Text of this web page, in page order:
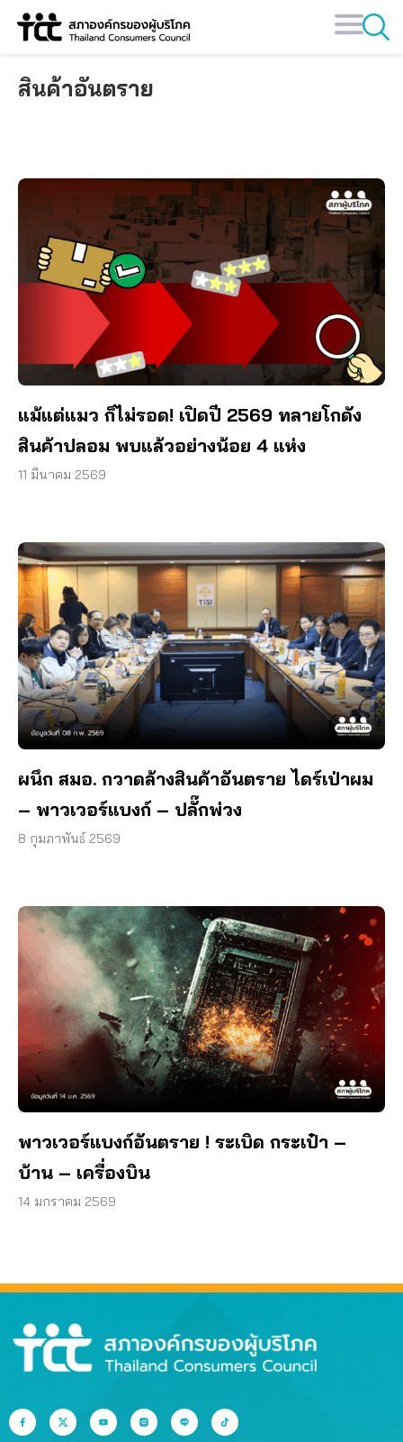
Skip
สินค้าอันตราย
แม้แต่แมว ก็ไม่รอด! เปิดปี 2569 ทลายโกดัง
สินค้าปลอม พบแล้วอย่างน้อย 4 แห่ง
11 มีนาคม 2569
ผนึก สมอ. กวาดล้างสินค้าอันตราย ไดร์เป่าผม
– พาวเวอร์แบงก์ – ปลั๊กพ่วง
8 กุมภาพันธ์ 2569
พาวเวอร์แบงก์อันตราย ! ระเบิด กระเป๋า –
บ้าน – เครื่องบิน
14 มกราคม 2569